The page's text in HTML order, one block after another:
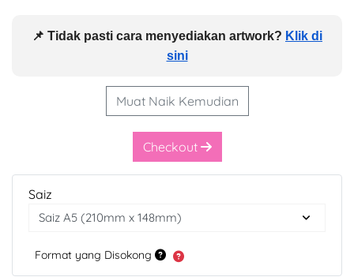
📌 Tidak pasti cara menyediakan artwork? Klik di
sini
Muat Naik Kemudian
Checkout
Saiz
Format yang Disokong